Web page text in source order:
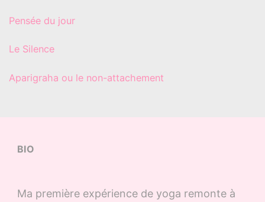
Pensée du jour
Le Silence
Aparigraha ou le non-attachement
BIO
Ma première expérience de yoga remonte à